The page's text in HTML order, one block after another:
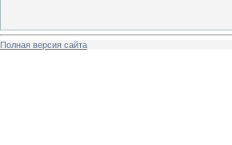
Полная версия сайта